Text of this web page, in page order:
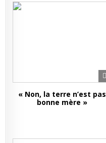
« Non, la terre n’est pas
bonne mère »